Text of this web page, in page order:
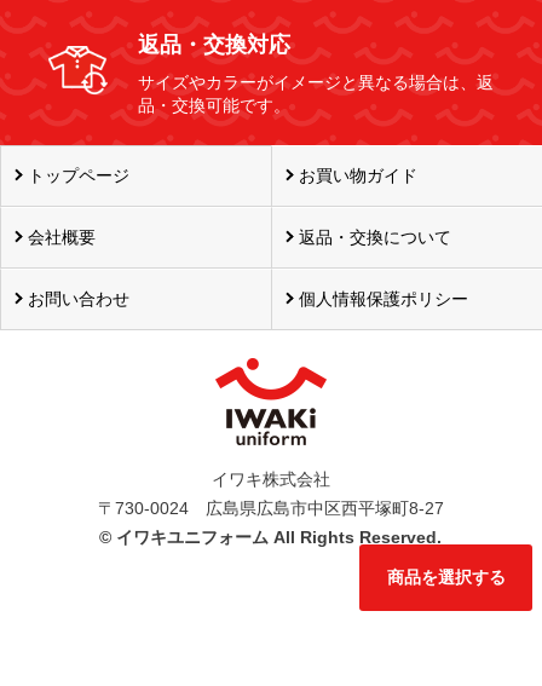
商品を選択する
返品・交換対応
サイズやカラーがイメージと異なる場合は、返
品・交換可能です。
トップページ お買い物ガイド
会社概要 返品・交換について
お問い合わせ 個人情報保護ポリシー
イワキ株式会社
〒730-0024 広島県広島市中区西平塚町8-27
© イワキユニフォーム All Rights Reserved.